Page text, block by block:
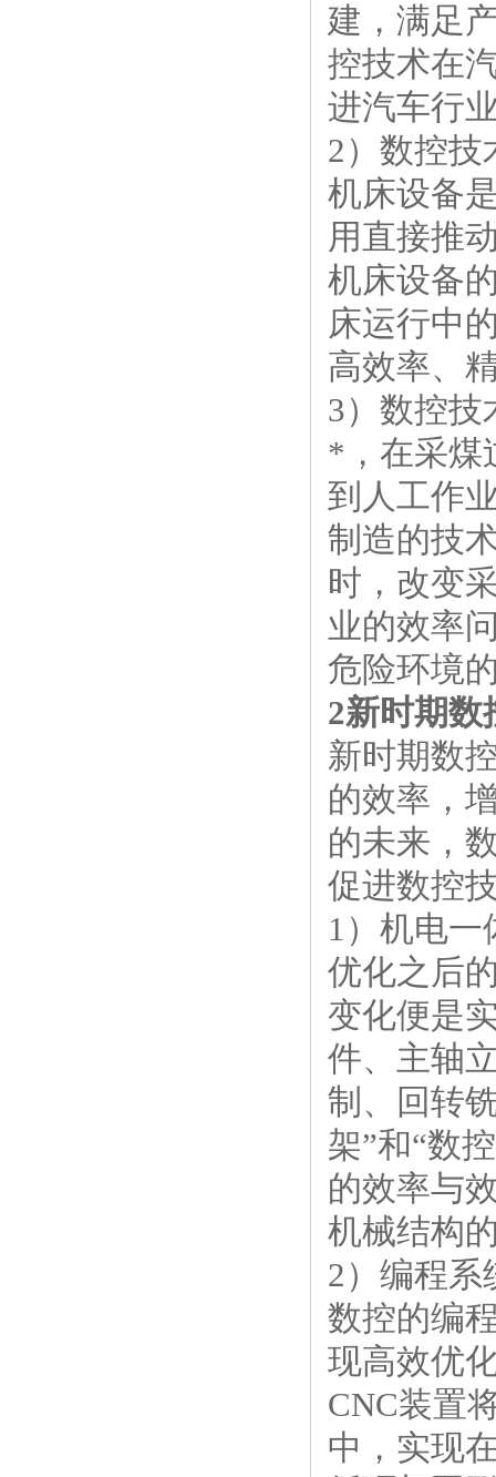
建，满足
控技术在
进汽车行
2）数控技
机床设备
用直接推
机床设备
床运行中
高效率、
3）数控技
*，在采煤
到人工作
制造的技
时，改变
业的效率
危险环境
2新时期数
新时期数
的效率，
的未来，
促进数控
1）机电一
优化之后
变化便是
件、主轴
制、回转
架”和“数
的效率与
机械结构
2）编程系
数控的编
现高效优
CNC装置
中，实现